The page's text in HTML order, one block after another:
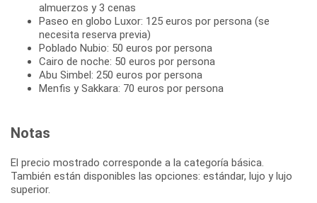
almuerzos y 3 cenas
Paseo en globo Luxor: 125 euros por persona (se
necesita reserva previa)
Poblado Nubio: 50 euros por persona
Cairo de noche: 50 euros por persona
Abu Simbel: 250 euros por persona
Menfis y Sakkara: 70 euros por persona
Notas
El precio mostrado corresponde a la categoría básica.
También están disponibles las opciones: estándar, lujo y lujo
superior.